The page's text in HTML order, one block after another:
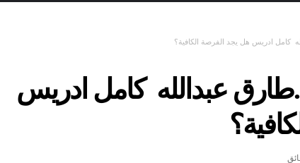
كامل ادريس هل يجد الفرصة الكافية؟
عبدالله كامل ادريس